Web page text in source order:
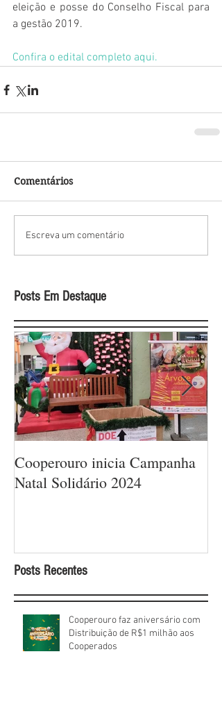
eleição e posse do Conselho Fiscal para
a gestão 2019.
Confira o edital completo aqui.
Comentários
Escreva um comentário
Posts Em Destaque
Cooperouro inicia Campanha
Natal Solidário 2024
Posts Recentes
Cooperouro faz aniversário com
Distribuição de R$1 milhão aos
Cooperados